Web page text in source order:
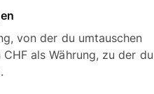
von der du umtauschen
als Währung, zu der du